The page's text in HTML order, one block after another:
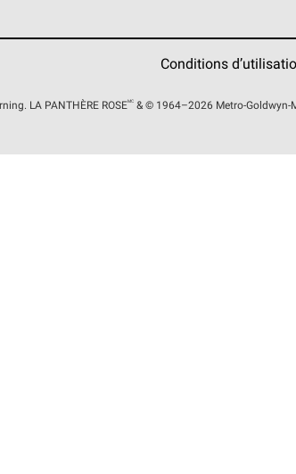
Conditions
LA PANTHÈRE ROSEMC& © 1964–2026 Metro-Goldwyn-